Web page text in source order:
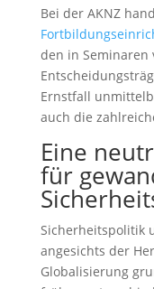
Bei der AKNZ
den in
Ernstfall
auch die
Eine
für
Sicherheitspolitik
angesichts der
Globalisierung